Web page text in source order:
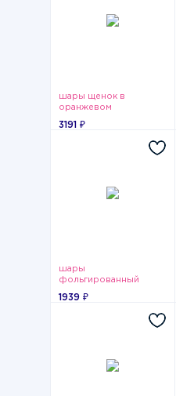
шары щенок в
оранжевом
3191 ₽
шары
фольгированный
1939 ₽